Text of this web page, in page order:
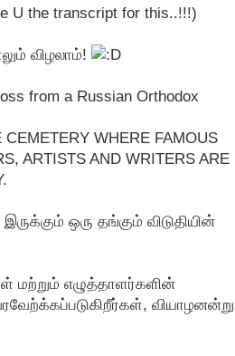
U the transcript for this..!!!)
விழலாம்!
from a Russian Orthodox
WHERE FAMOUS
ARTISTS AND WRITERS ARE
ஒரு தங்கும் விடுதியின்
எழுத்தாளர்களின்
வியாழனன்று